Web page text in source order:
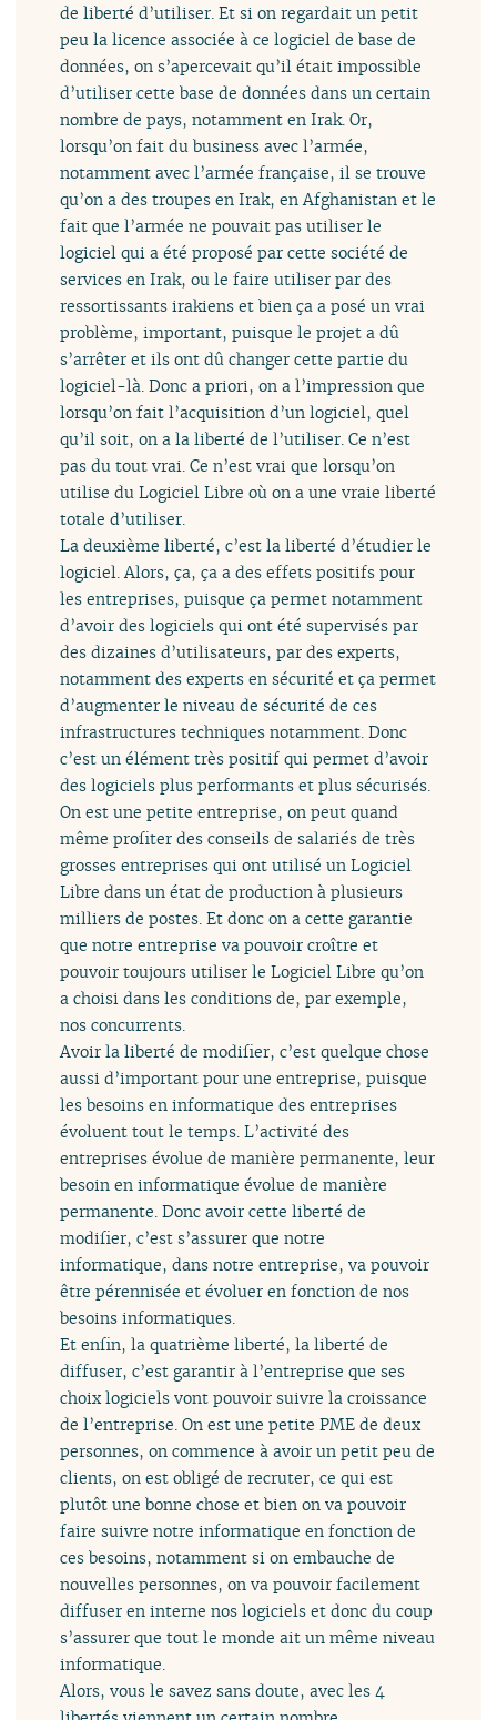
de liberté d’utiliser. Et si on regardait un petit
peu la licence associée à ce logiciel de base de
données, on s’apercevait qu’il était impossible
d’utiliser cette base de données dans un certain
nombre de pays, notamment en Irak. Or,
lorsqu’on fait du business avec l’armée,
notamment avec l’armée française, il se trouve
qu’on a des troupes en Irak, en Afghanistan et le
fait que l’armée ne pouvait pas utiliser le
logiciel qui a été proposé par cette société de
services en Irak, ou le faire utiliser par des
ressortissants irakiens et bien ça a posé un vrai
problème, important, puisque le projet a dû
s’arrêter et ils ont dû changer cette partie du
logiciel-là. Donc a priori, on a l’impression que
lorsqu’on fait l’acquisition d’un logiciel, quel
qu’il soit, on a la liberté de l’utiliser. Ce n’est
pas du tout vrai. Ce n’est vrai que lorsqu’on
utilise du Logiciel Libre où on a une vraie liberté
totale d’utiliser.
La deuxième liberté, c’est la liberté d’étudier le
logiciel. Alors, ça, ça a des effets positifs pour
les entreprises, puisque ça permet notamment
d’avoir des logiciels qui ont été supervisés par
des dizaines d’utilisateurs, par des experts,
notamment des experts en sécurité et ça permet
d’augmenter le niveau de sécurité de ces
infrastructures techniques notamment. Donc
c’est un élément très positif qui permet d’avoir
des logiciels plus performants et plus sécurisés.
On est une petite entreprise, on peut quand
même profiter des conseils de salariés de très
grosses entreprises qui ont utilisé un Logiciel
Libre dans un état de production à plusieurs
milliers de postes. Et donc on a cette garantie
que notre entreprise va pouvoir croître et
pouvoir toujours utiliser le Logiciel Libre qu’on
a choisi dans les conditions de, par exemple,
nos concurrents.
Avoir la liberté de modifier, c’est quelque chose
aussi d’important pour une entreprise, puisque
les besoins en informatique des entreprises
évoluent tout le temps. L’activité des
entreprises évolue de manière permanente, leur
besoin en informatique évolue de manière
permanente. Donc avoir cette liberté de
modifier, c’est s’assurer que notre
informatique, dans notre entreprise, va pouvoir
être pérennisée et évoluer en fonction de nos
besoins informatiques.
Et enfin, la quatrième liberté, la liberté de
diffuser, c’est garantir à l’entreprise que ses
choix logiciels vont pouvoir suivre la croissance
de l’entreprise. On est une petite PME de deux
personnes, on commence à avoir un petit peu de
clients, on est obligé de recruter, ce qui est
plutôt une bonne chose et bien on va pouvoir
faire suivre notre informatique en fonction de
ces besoins, notamment si on embauche de
nouvelles personnes, on va pouvoir facilement
diffuser en interne nos logiciels et donc du coup
s’assurer que tout le monde ait un même niveau
informatique.
Alors, vous le savez sans doute, avec les 4